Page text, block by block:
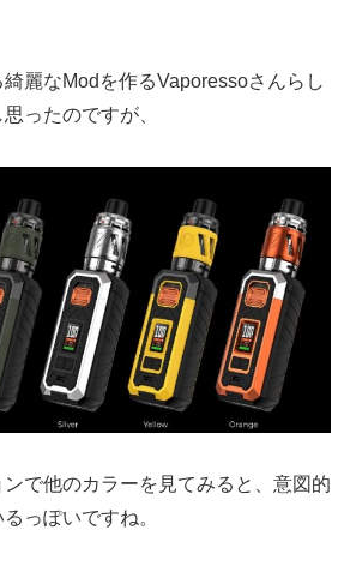
麗なModを作るVaporessoさんらし
ったのですが、
で他のカラーを見てみると、意図的
っぽいですね。